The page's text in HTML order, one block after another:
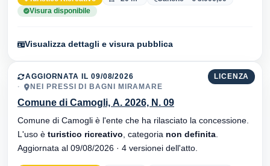
Visura disponibile
Visualizza dettagli e visura pubblica
LICENZA
AGGIORNATA IL 09/08/2026
NEI PRESSI DI BAGNI MIRAMARE
Comune di Camogli, A. 2026, N. 09
Comune di Camogli è l'ente che ha rilasciato la concessione.
L'uso è turistico ricreativo , categoria non definita
Aggiornata al 09/08/2026 · 4 versionei dell'atto.